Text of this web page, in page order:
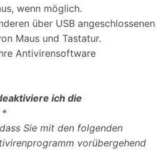
wenn möglich.
über USB angeschlossenen
Maus und Tastatur.
Antivirensoftware
ich die
*
Sie mit den folgenden
vorübergehend